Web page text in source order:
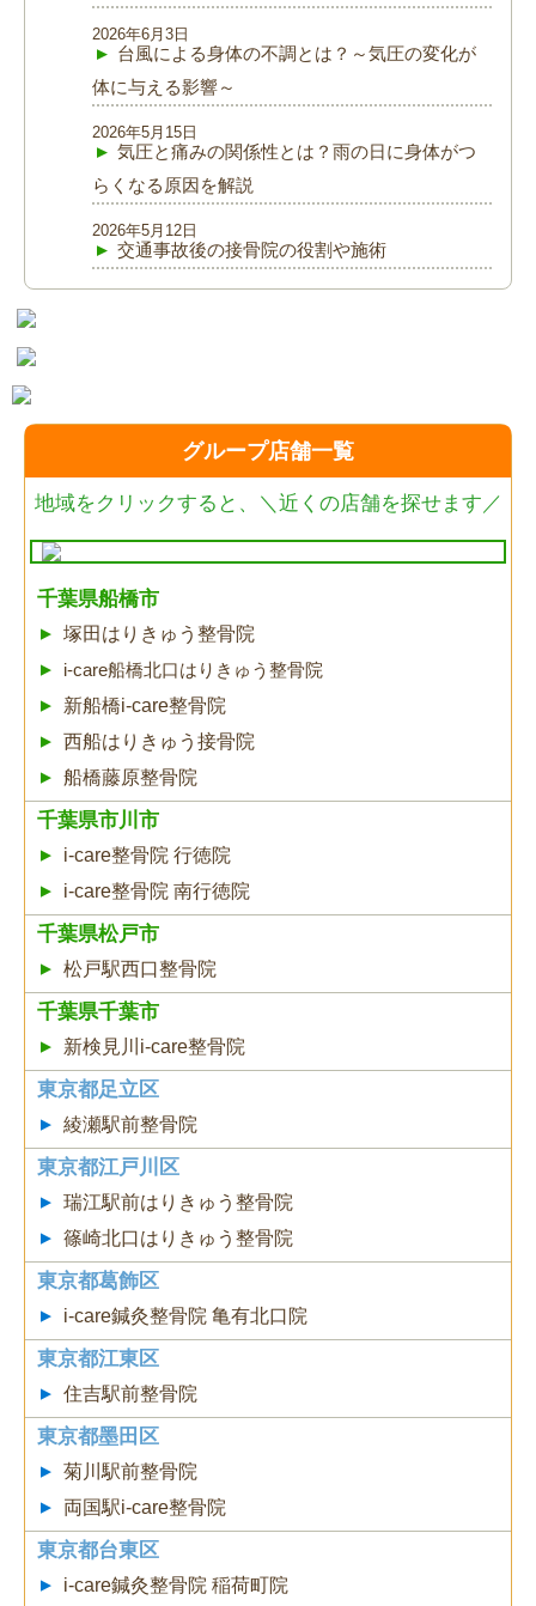
台風による身体の不調とは？～気圧の変化が
体に与える影響～
2026年6月3日
気圧と痛みの関係性とは？雨の日に身体がつ
らくなる原因を解説
2026年5月15日
交通事故後の接骨院の役割や施術
2026年5月12日
グループ店舗一覧
地域をクリックすると、 ＼近くの店舗を探せます／
千葉県船橋市
塚田はりきゅう整骨院
i-care船橋北口はりきゅう整骨院
新船橋i-care整骨院
西船はりきゅう接骨院
船橋藤原整骨院
千葉県市川市
i-care整骨院 行徳院
i-care整骨院 南行徳院
千葉県松戸市
松戸駅西口整骨院
千葉県千葉市
新検見川i-care整骨院
東京都足立区
綾瀬駅前整骨院
東京都江戸川区
瑞江駅前はりきゅう整骨院
篠崎北口はりきゅう整骨院
東京都葛飾区
i-care鍼灸整骨院 亀有北口院
東京都江東区
住吉駅前整骨院
東京都墨田区
菊川駅前整骨院
両国駅i-care整骨院
東京都台東区
i-care鍼灸整骨院 稲荷町院